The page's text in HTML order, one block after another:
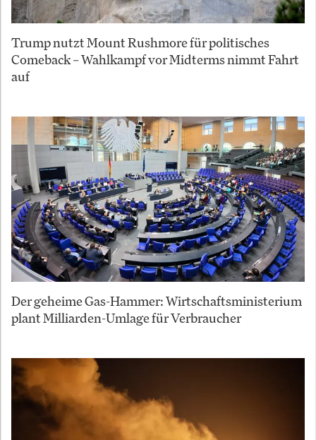
Trump nutzt Mount Rushmore für politisches
Comeback – Wahlkampf vor Midterms nimmt Fahrt
auf
Der geheime Gas-Hammer: Wirtschaftsministerium
plant Milliarden-Umlage für Verbraucher